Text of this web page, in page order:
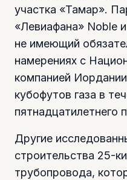
участка «Тамар».
«Левиафана» Noble
не имеющий
намерениях с
компанией
кубофутов газа в
пятнадцатилетнего
Другие
строительства 25-
трубопровода,